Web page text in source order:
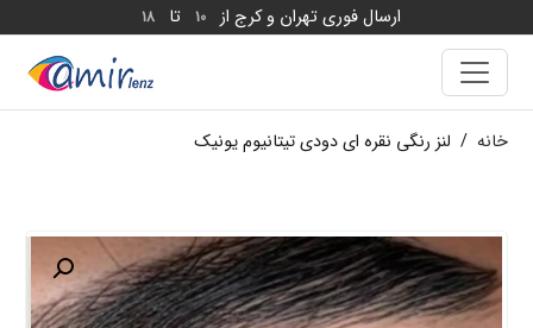
ارسال فوری تهران و کرج از 10 تا 18
خانه / لنز رنگی نقره ای دودی تیتانیوم یونیک